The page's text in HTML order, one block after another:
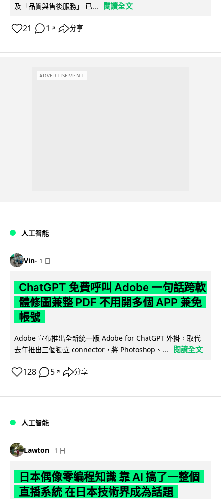
及「品質與售後服務」 已...
閱讀全文
21 1 ↗ 分享
ADVERTISEMENT
人工智能
Vin 1 日
ChatGPT 免費呼叫 Adobe 一句話跨軟
體修圖兼整 PDF 不用開多個 APP 兼免
帳號
Adobe 宣布推出全新統一版 Adobe for ChatGPT 外掛，取代
去年推出三個獨立 connector，將 Photoshop、...
閱讀全文
128 5 ↗ 分享
人工智能
Lawton 1 日
日本偶像零編程知識 靠 AI 搞了一整個
直播系統 在日本技術界成為話題